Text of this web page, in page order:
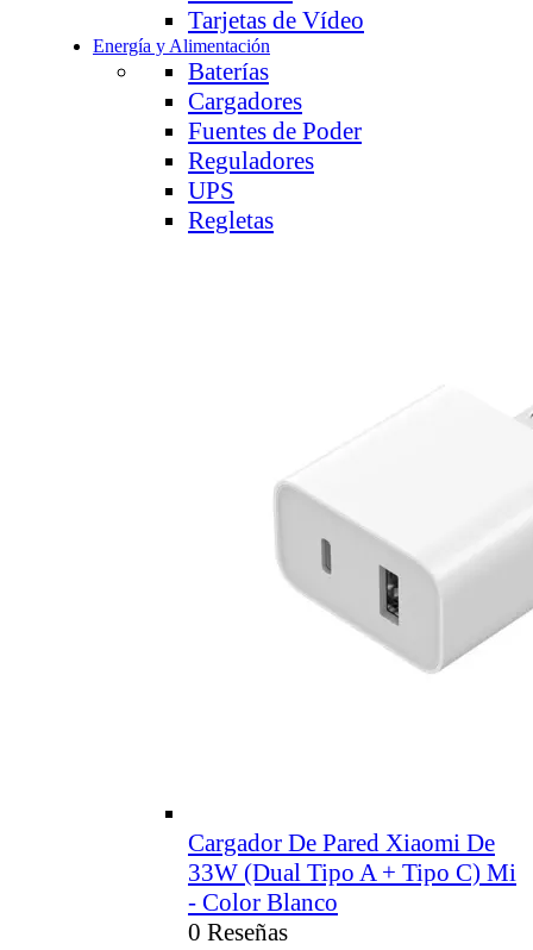
Tarjetas de Vídeo
Energía y Alimentación
Baterías
Cargadores
Fuentes de Poder
Reguladores
UPS
Regletas
Cargador De Pared Xiaomi De
33W (Dual Tipo A + Tipo C) Mi
- Color Blanco
0 Reseñas